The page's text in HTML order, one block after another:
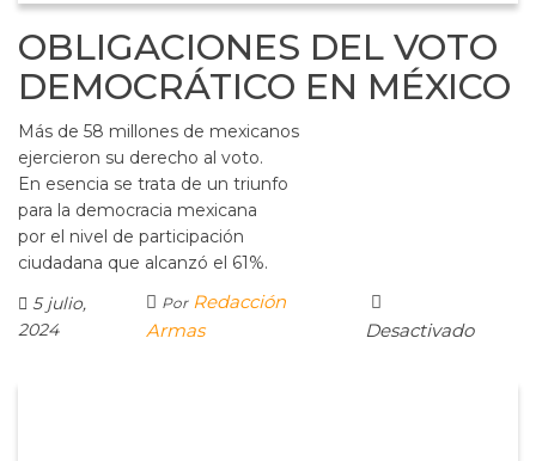
OBLIGACIONES DEL VOTO
DEMOCRÁTICO EN MÉXICO
Más de 58 millones de mexicanos
ejercieron su derecho al voto.
En esencia se trata de un triunfo
para la democracia mexicana
por el nivel de participación
ciudadana que alcanzó el 61%.
5 julio,
2024
Por Redacción
Armas
Desactivado